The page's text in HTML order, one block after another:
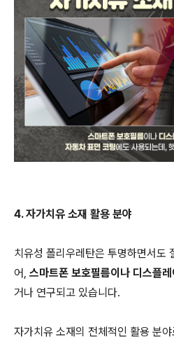
4. 자가치유 소재 활용 분야
치유성 폴리우레탄은 투명하면서도
어, 스마트폰 보호필름이나 디스플
거나 연구되고 있습니다.
자가치유 소재의 전체적인 활용 분